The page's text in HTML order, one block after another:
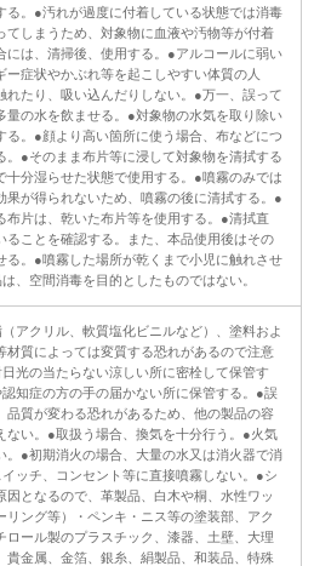
る。●汚れが過度に付着している状態では消毒
てしまうため、対象物に血液や汚物等が付着
には、清掃後、使用する。●アルコールに弱い
ー症状やかぶれ等を起こしやすい体質の人
れたり、吸い込んだりしない。●万一、誤って
量の水を飲ませる。●対象物の水気を取り除い
る。●顔より高い箇所に使う場合、布などにつ
。●そのまま布片等に浸して対象物を清拭する
十分湿らせた状態で使用する。●噴霧のみでは
果が得られないため、噴霧の後に清拭する。●
布片は、乾いた布片等を使用する。●清拭直
ることを確認する。また、本品使用後はその
る。●噴霧した場所が乾くまで小児に触れさせ
、空間消毒を目的としたものではない。
アクリル、軟質塩化ビニルなど）、塗料およ
材質によっては変質する恐れがあるので注意
光の当たらない涼しい所に密栓して保管す
知症の方の手の届かない所に保管する。●誤
品質が変わる恐れがあるため、他の製品の容
ない。●取扱う場合、換気を十分行う。●火気
。●初期消火の場合、大量の水又は消火器で消
ッチ、コンセント等に直接噴霧しない。●シ
因となるので、革製品、白木や桐、水性ワッ
リング等）・ペンキ・ニス等の塗装部、アク
ロール製のプラスチック、漆器、土壁、大理
貴金属、金箔、銀糸、絹製品、和装品、特殊